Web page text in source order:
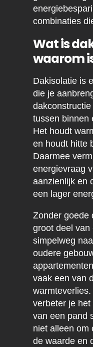
combinaties
Wat is
waarom
Dakisolatie is
die je
tussen binnen
Het houdt
en houdt hitte
Daarmee
energievraag
aanzienlijk en
een lager
Zonder goede
groot deel van
simpelweg
oudere
vaak een van
verbeter je het
van een pand
niet alleen om
de waarde en